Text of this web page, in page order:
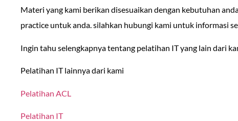
Materi yang kami berikan disesuaikan dengan kebutuhan
practice untuk anda. silahkan hubungi kami untuk informasi
Ingin tahu selengkapnya tentang pelatihan IT yang lain dari
Pelatihan IT lainnya dari kami
Pelatihan ACL
Pelatihan IT